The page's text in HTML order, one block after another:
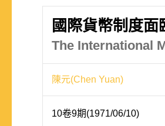
國際貨幣制度面
The International
陳元(Chen Yuan)
10卷9期(1971/06/10)